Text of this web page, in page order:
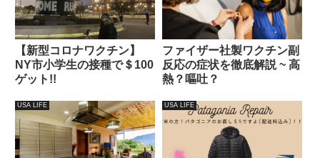
【新型コロナワクチン】
NY市小学生の接種で＄100
ゲット!!
ファイザー社製ワクチン副
反応の症状を徹底解説 ~ 高
熱？嘔吐？
USA LIFE USA LIFE